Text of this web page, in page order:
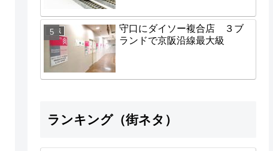
地域
守口にダイソー複合店 ３ブ
ランドで京阪沿線最大級
ランキング（街ネタ）